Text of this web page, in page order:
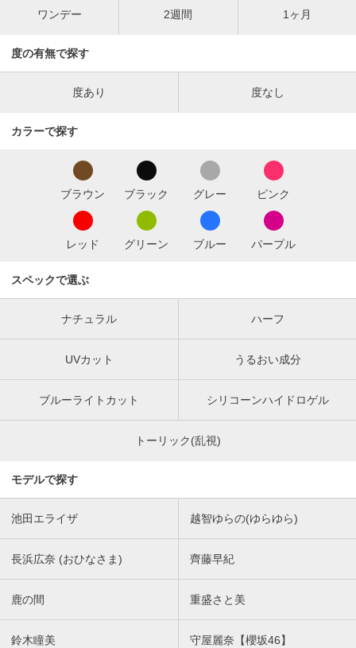
ワンデー 2週間 1ヶ月
度の有無で探す
度あり 度なし
カラーで探す
ブラウン ブラック グレー ピンク
レッド グリーン ブルー パープル
スペックで選ぶ
ナチュラル ハーフ
UVカット うるおい成分
ブルーライトカット シリコーンハイドロゲル
トーリック(乱視)
モデルで探す
池田エライザ 越智ゆらの(ゆらゆら)
長浜広奈 (おひなさま) 齊藤早紀
鹿の間 重盛さと美
鈴木瞳美 守屋麗奈【櫻坂46】